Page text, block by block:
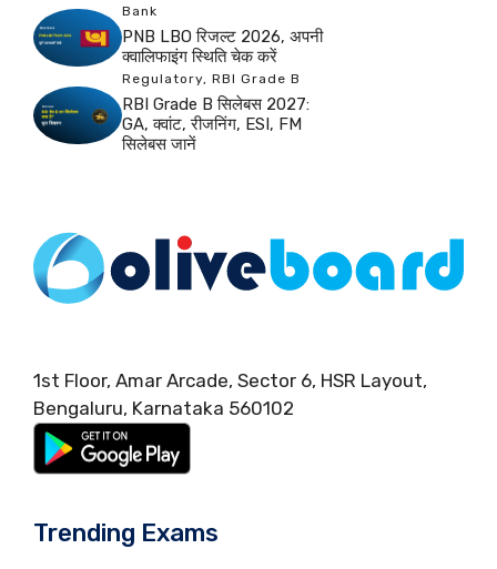
Bank
PNB LBO रिजल्ट 2026, अपनी
क्वालिफाइंग स्थिति चेक करें
Regulatory, RBI Grade B
RBI Grade B सिलेबस 2027:
GA, क्वांट, रीजनिंग, ESI, FM
सिलेबस जानें
1st Floor, Amar Arcade, Sector 6, HSR Layout,
Bengaluru, Karnataka 560102
Trending Exams